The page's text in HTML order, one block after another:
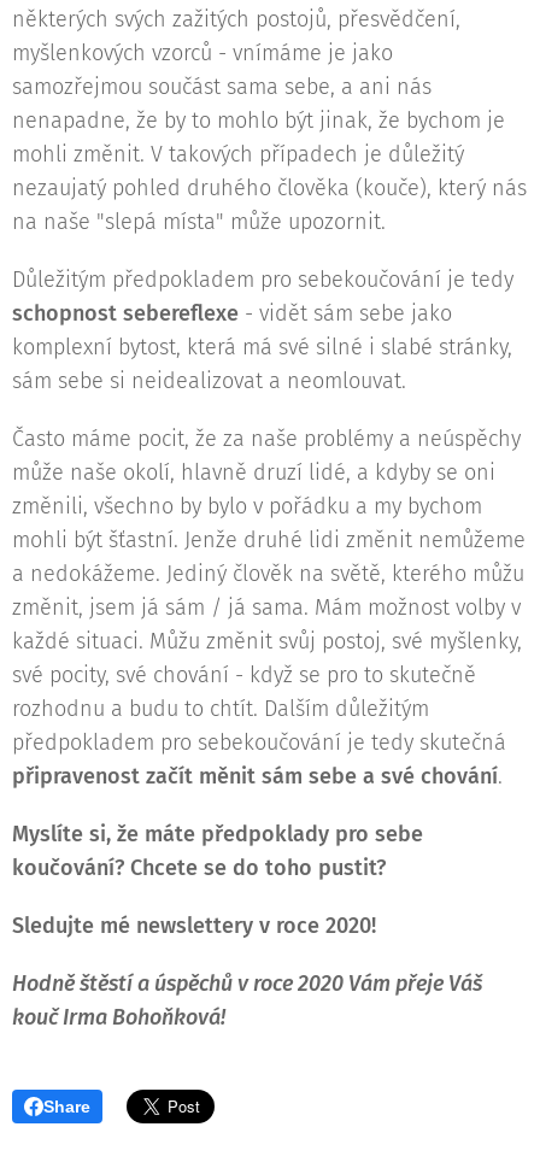
některých svých zažitých postojů, přesvědčení,
myšlenkových vzorců - vnímáme je jako
samozřejmou součást sama sebe, a ani nás
nenapadne, že by to mohlo být jinak, že bychom je
mohli změnit. V takových případech je důležitý
nezaujatý pohled druhého člověka (kouče), který nás
na naše "slepá místa" může upozornit.
Důležitým předpokladem pro sebekoučování je tedy
schopnost sebereflexe - vidět sám sebe jako
komplexní bytost, která má své silné i slabé stránky,
sám sebe si neidealizovat a neomlouvat.
Často máme pocit, že za naše problémy a neúspěchy
může naše okolí, hlavně druzí lidé, a kdyby se oni
změnili, všechno by bylo v pořádku a my bychom
mohli být šťastní. Jenže druhé lidi změnit nemůžeme
a nedokážeme. Jediný člověk na světě, kterého můžu
změnit, jsem já sám / já sama. Mám možnost volby v
každé situaci. Můžu změnit svůj postoj, své myšlenky,
své pocity, své chování - když se pro to skutečně
rozhodnu a budu to chtít. Dalším důležitým
předpokladem pro sebekoučování je tedy skutečná
připravenost začít měnit sám sebe a své chování.
Myslíte si, že máte předpoklady pro sebe
koučování? Chcete se do toho pustit?
Sledujte mé newslettery v roce 2020!
Hodně štěstí a úspěchů v roce 2020 Vám přeje Váš
kouč Irma Bohoňková!
Share